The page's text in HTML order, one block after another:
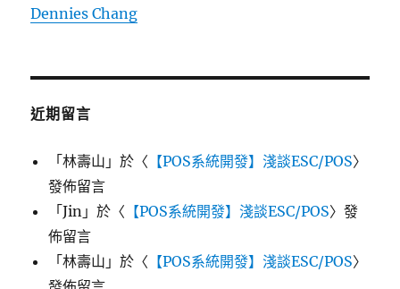
Dennies Chang
近期留言
「林壽山 」於〈 【POS系統開發】淺談ESC/POS〉
發佈留言
「Jin 」於〈 【POS系統開發】淺談ESC/POS〉發
佈留言
「林壽山 」於〈 【POS系統開發】淺談ESC/POS〉